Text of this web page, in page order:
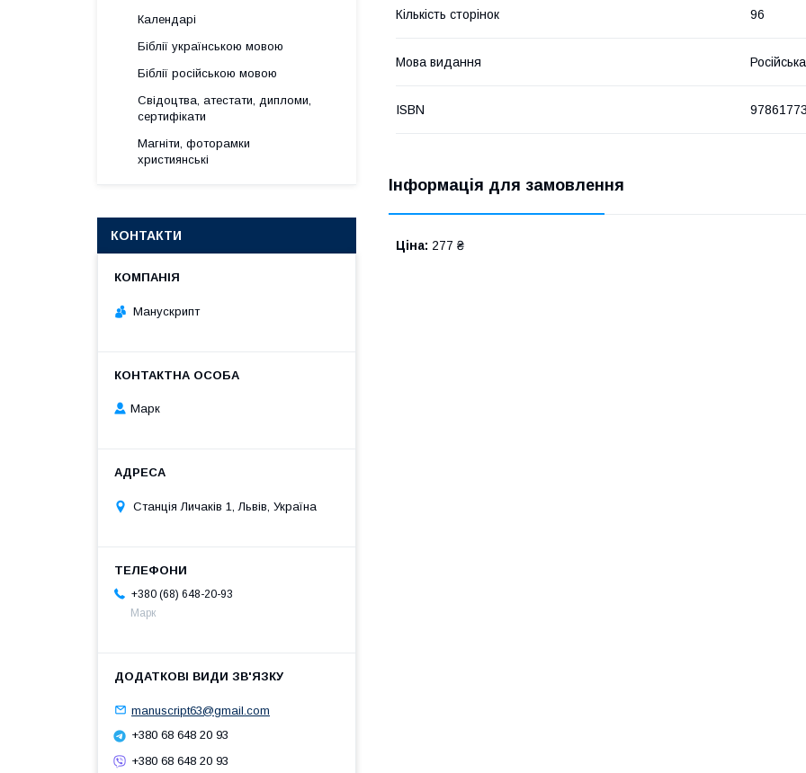
Кількість сторінок 96
Мова видання Російська
ISBN
Інформація для замовлення
Ціна: 277 ₴
Календарі
Біблії українською мовою
Біблії російською мовою
Свідоцтва, атестати, дипломи,
сертифікати
Магніти, фоторамки
християнські
КОНТАКТИ
Манускрипт
Марк
Станція Личаків 1, Львів, Україна
+380 (68) 648-20-93
Марк
manuscript63@gmail.com
+380 68 648 20 93
+380 68 648 20 93